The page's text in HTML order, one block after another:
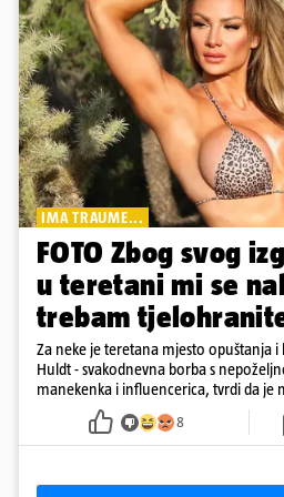
IMA TRAUME...
FOTO Zbog svog
u teretani mi se
trebam
Za neke je teretana mjesto opuštanja
Huldt - svakodnevna borba s
manekenka i influencerica, tvrdi da je
kad dođe na trening
8